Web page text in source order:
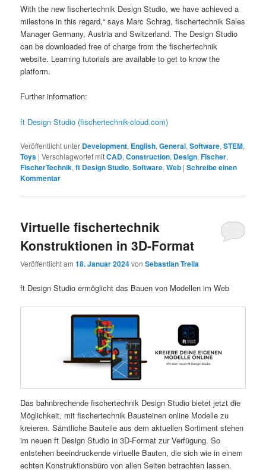
With the new fischertechnik Design Studio, we have achieved a
milestone in this regard,“ says Marc Schrag, fischertechnik Sales
Manager Germany, Austria and Switzerland. The Design Studio
can be downloaded free of charge from the fischertechnik
website. Learning tutorials are available to get to know the
platform.
Further information:
ft Design Studio (fischertechnik-cloud.com)
Veröffentlicht unter Development, English,General,Software,STEM,
Toys |Verschlagwortet mitCAD,Construction, Design,Fischer,
FischerTechnik,ft Design Studio,Software,Web |Schreibe einen
Kommentar
Virtuelle fischertechnik
Konstruktionen in 3D-Format
Veröffentlicht am18. Januar 2024vonSebastian Trella
ft Design Studio ermöglicht das Bauen von Modellen im Web
Das bahnbrechende fischertechnik Design Studio bietet jetzt die
Möglichkeit, mit fischertechnik Bausteinen online Modelle zu
kreieren. Sämtliche Bauteile aus dem aktuellen Sortiment stehen
im neuen ft Design Studio in 3D-Format zur Verfügung. So
entstehen beeindruckende virtuelle Bauten, die sich wie in einem
echten Konstruktionsbüro von allen Seiten betrachten lassen.